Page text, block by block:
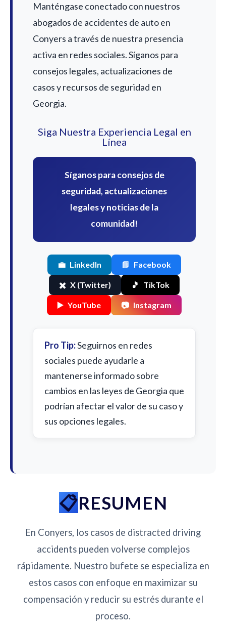
Manténgase conectado con nuestros
abogados de accidentes de auto en
Conyers a través de nuestra presencia
activa en redes sociales. Síganos para
consejos legales, actualizaciones de
casos y recursos de seguridad en
Georgia.
Siga Nuestra Experiencia Legal en
Línea
Síganos para consejos de
seguridad, actualizaciones
legales y noticias de la
comunidad!
💼 LinkedIn 📘 Facebook
✖️ X (Twitter) 🎵 TikTok
▶️ YouTube 📷 Instagram
Pro Tip:Seguirnos en redes
sociales puede ayudarle a
mantenerse informado sobre
cambios en las leyes de Georgia que
podrían afectar el valor de su caso y
sus opciones legales.
RESUMEN
En Conyers, los casos de distracted driving
accidents pueden volverse complejos
rápidamente. Nuestro bufete se especializa en
estos casos con enfoque en maximizar su
compensación y reducir su estrés durante el
proceso.